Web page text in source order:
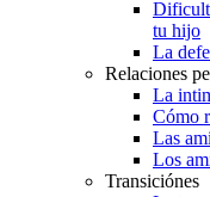
tu hijo
La
Relaciones
La
Cómo
Las
Los
Transiciónes